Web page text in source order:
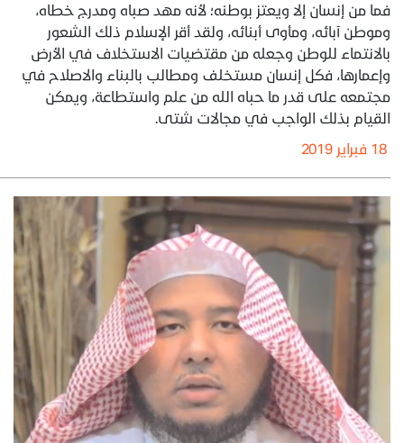
فما من إنسان إلا ويعتز بوطنه؛ لأنه مهد صباه ومدرج خطاه،
وموطن آبائه، ومأوى أبنائه، ولقد أقر الإسلام ذلك الشعور
بالانتماء للوطن وجعله من مقتضيات الاستخلاف في الأرض
وإعمارها، فكل إنسان مستخلف ومطالب بالبناء والاصلاح في
مجتمعه على قدر ما حباه الله من علم واستطاعة، ويمكن
القيام بذلك الواجب في مجالات شتى.